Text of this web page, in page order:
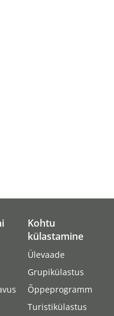
Kohtu
külastamine
Ülevaade
Grupikülastus
Õppeprogramm
Turistikülastus